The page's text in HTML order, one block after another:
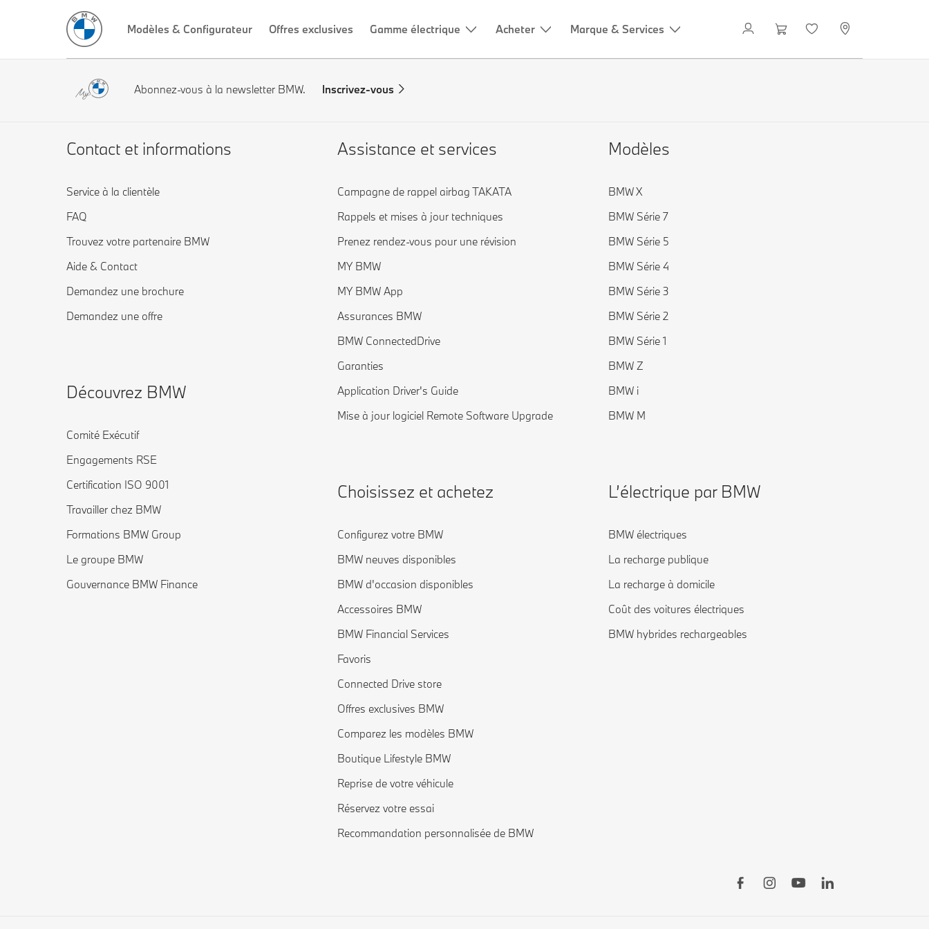
Modèles & Configurateur Offres exclusives Gamme électrique Acheter Marque & Services
Abonnez-vous à la newsletter BMW. Inscrivez-vous
Contact et informations
Service à la clientèle
FAQ
Trouvez votre partenaire BMW
Aide & Contact
Demandez une brochure
Demandez une offre
Découvrez BMW
Comité Exécutif
Engagements RSE
Certification ISO 9001
Travailler chez BMW
Formations BMW Group
Le groupe BMW
Gouvernance BMW Finance
Assistance et services
Campagne de rappel airbag TAKATA
Rappels et mises à jour techniques
Prenez rendez-vous pour une révision
MY BMW
MY BMW App
Assurances BMW
BMW ConnectedDrive
Garanties
Application Driver's Guide
Mise à jour logiciel Remote Software Upgrade
Choisissez et achetez
Configurez votre BMW
BMW neuves disponibles
BMW d'occasion disponibles
Accessoires BMW
BMW Financial Services
Favoris
Connected Drive store
Offres exclusives BMW
Comparez les modèles BMW
Boutique Lifestyle BMW
Reprise de votre véhicule
Réservez votre essai
Recommandation personnalisée de BMW
Modèles
BMW X
BMW Série 7
BMW Série 5
BMW Série 4
BMW Série 3
BMW Série 2
BMW Série 1
BMW Z
BMW i
BMW M
L’électrique par BMW
BMW électriques
La recharge publique
La recharge à domicile
Coût des voitures électriques
BMW hybrides rechargeables